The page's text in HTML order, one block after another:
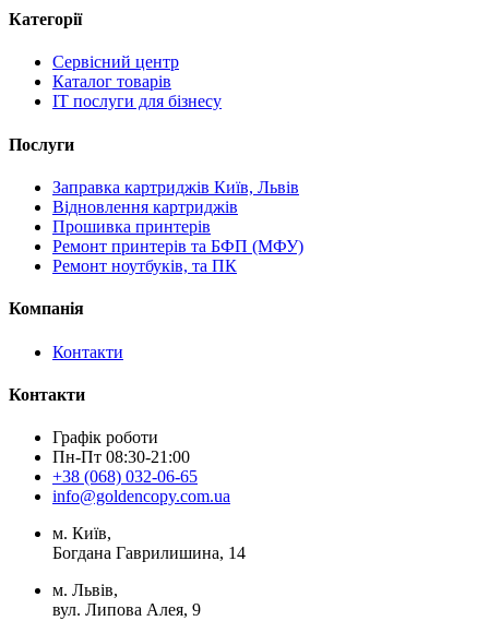
Категорії
Сервісний центр
Каталог товарів
IT послуги для бізнесу
Послуги
Заправка картриджів Київ, Львів
Відновлення картриджів
Прошивка принтерів
Ремонт принтерів та БФП (МФУ)
Ремонт ноутбуків, та ПК
Компанія
Контакти
Контакти
Графік роботи
Пн-Пт 08:30-21:00
+38 (068) 032-06-65
info@goldencopy.com.ua
м. Київ,
Богдана Гаврилишина, 14
м. Львів,
вул. Липова Алея, 9